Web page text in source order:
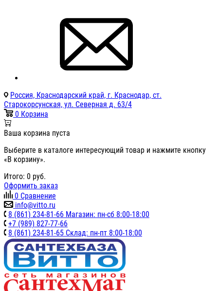
Россия, Краснодарский край, г. Краснодар, ст.
Старокорсунская, ул. Северная д. 63/4
0 Корзина
Ваша корзина пуста
Выберите в каталоге интересующий товар и нажмите кнопку
«В корзину».
Итого: 0 руб.
Оформить заказ
0 Сравнение
info@vitto.ru
8 (861) 234-81-66 Магазин: пн-сб 8:00-18:00
+7 (989) 827-77-66
8 (861) 234-81-65 Склад: пн-пт 8:00-18:00